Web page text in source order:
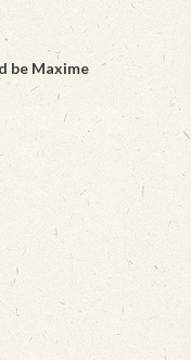
be Maxime